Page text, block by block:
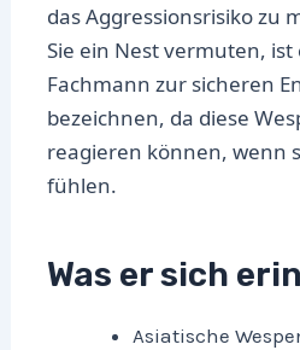
das Aggressionsrisiko zu
Sie ein Nest vermuten,
Fachmann zur sicheren
bezeichnen, da diese
reagieren können, wenn
fühlen.
Was er sich
Asiatische